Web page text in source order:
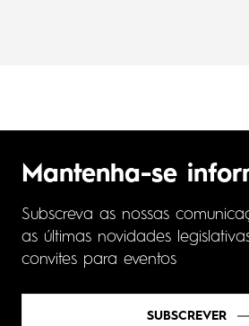
Mantenha-se
Subscreva as nossas
as últimas novidades
convites para eventos
SUBSCREVER